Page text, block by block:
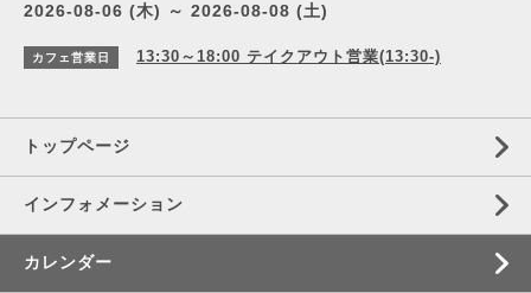
2026-08-06 (木) ～ 2026-08-08 (土)
カフェ営業日 13:30～18:00 テイクアウト営業(13:30-)
トップページ
インフォメーション
カレンダー